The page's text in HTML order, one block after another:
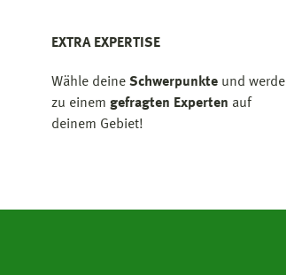
EXTRA EXPERTISE
Wähle deine Schwerpunkteund werde
zu einem gefragten Experten auf
deinem Gebiet!